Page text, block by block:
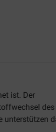
ist. Der
des
unterstützen